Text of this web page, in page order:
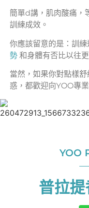
簡單d講，肌肉酸痛，
訓練成效。
你應該留意的是：訓練
勢 和身體有否比以往
當然，如果你對點樣
惑，都歡迎向YOO專
YOO
普拉